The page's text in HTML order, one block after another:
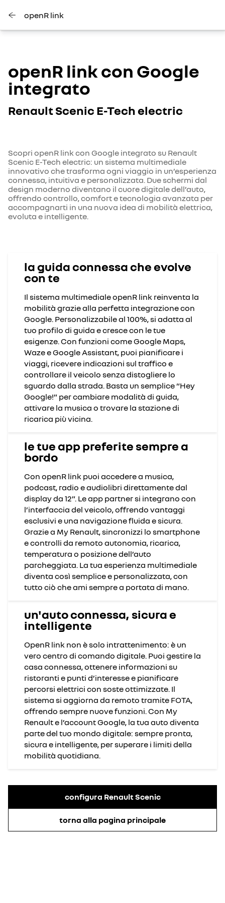
openR link
openR link con Google
integrato
Renault Scenic E-Tech electric
Scopri openR link con Google integrato su Renault
Scenic E-Tech electric: un sistema multimediale
innovativo che trasforma ogni viaggio in un’esperienza
connessa, intuitiva e personalizzata. Due schermi dal
design moderno diventano il cuore digitale dell’auto,
offrendo controllo, comfort e tecnologia avanzata per
accompagnarti in una nuova idea di mobilità elettrica,
evoluta e intelligente.
accetto
la guida connessa che evolve
con te
Il sistema multimediale openR link reinventa la
mobilità grazie alla perfetta integrazione con
Google. Personalizzabile al 100%, si adatta al
tuo profilo di guida e cresce con le tue
esigenze. Con funzioni come Google Maps,
Waze e Google Assistant, puoi pianificare i
viaggi, ricevere indicazioni sul traffico e
controllare il veicolo senza distogliere lo
sguardo dalla strada. Basta un semplice “Hey
Google!” per cambiare modalità di guida,
attivare la musica o trovare la stazione di
ricarica più vicina.
le tue app preferite sempre a
bordo
Con openR link puoi accedere a musica,
podcast, radio e audiolibri direttamente dal
display da 12”. Le app partner si integrano con
l’interfaccia del veicolo, offrendo vantaggi
esclusivi e una navigazione fluida e sicura.
Grazie a My Renault, sincronizzi lo smartphone
e controlli da remoto autonomia, ricarica,
temperatura o posizione dell’auto
parcheggiata. La tua esperienza multimediale
diventa così semplice e personalizzata, con
tutto ciò che ami sempre a portata di mano.
un'auto connessa, sicura e
intelligente
OpenR link non è solo intrattenimento: è un
vero centro di comando digitale. Puoi gestire la
casa connessa, ottenere informazioni su
ristoranti e punti d’interesse e pianificare
percorsi elettrici con soste ottimizzate. Il
sistema si aggiorna da remoto tramite FOTA,
offrendo sempre nuove funzioni. Con My
Renault e l’account Google, la tua auto diventa
parte del tuo mondo digitale: sempre pronta,
sicura e intelligente, per superare i limiti della
mobilità quotidiana.
configura Renault Scenic
torna alla pagina principale